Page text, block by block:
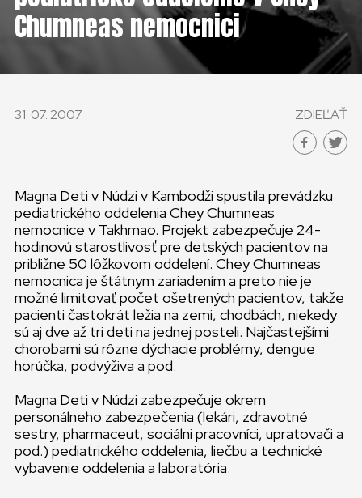
KONTAKT
Chumneas nemocnici
31. 07. 2007 ZDIEĽAŤ
Magna Deti v Núdzi v Kambodži spustila prevádzku
pediatrického oddelenia Chey Chumneas
nemocnice v Takhmao. Projekt zabezpečuje 24-
hodinovú starostlivosť pre detských pacientov na
približne 50 lôžkovom oddelení. Chey Chumneas
nemocnica je štátnym zariadením a preto nie je
možné limitovať počet ošetrených pacientov, takže
pacienti častokrát ležia na zemi, chodbách, niekedy
sú aj dve až tri deti na jednej posteli. Najčastejšími
chorobami sú rôzne dýchacie problémy, dengue
horúčka, podvýživa a pod.
Magna Deti v Núdzi zabezpečuje okrem
personálneho zabezpečenia (lekári, zdravotné
sestry, pharmaceut, sociálni pracovníci, upratovači a
pod.) pediatrického oddelenia, liečbu a technické
vybavenie oddelenia a laboratória.